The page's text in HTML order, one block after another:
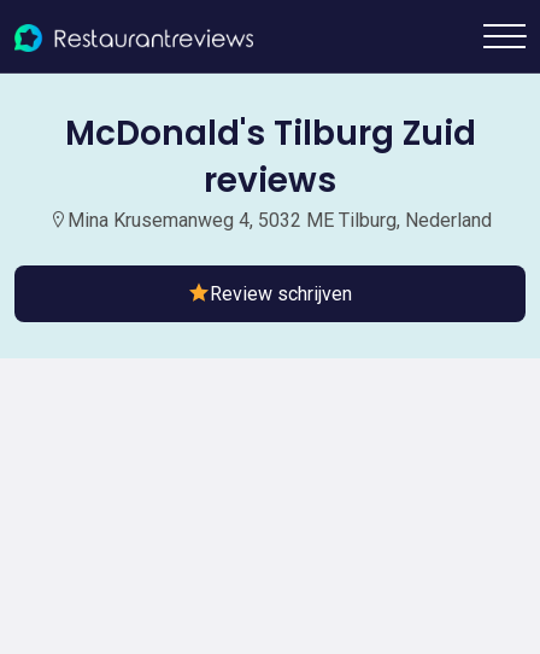
McDonald's Tilburg Zuid
reviews
Mina Krusemanweg 4, 5032 ME Tilburg, Nederland
Review schrijven